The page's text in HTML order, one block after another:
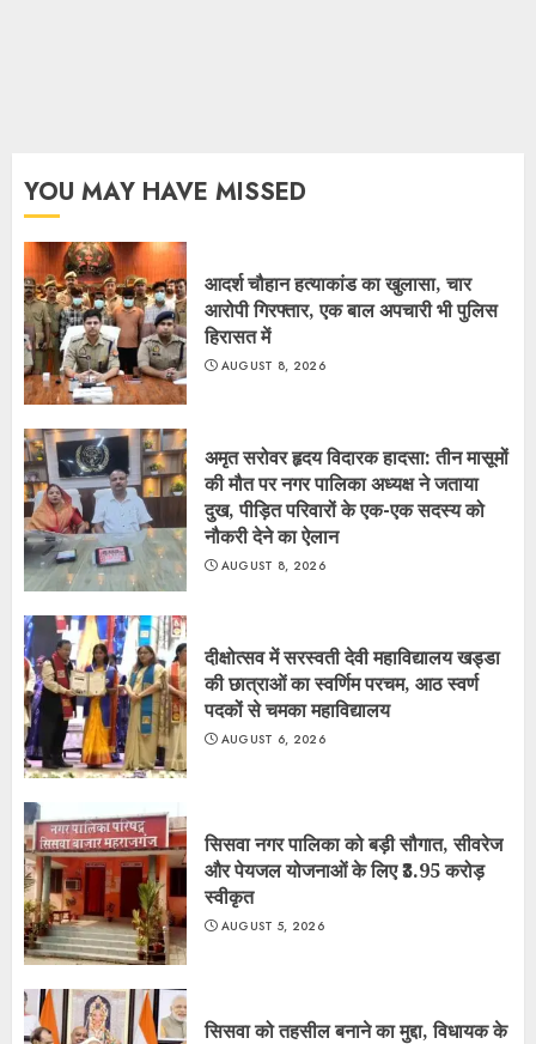
YOU MAY HAVE MISSED
आदर्श चौहान हत्याकांड का खुलासा, चार
आरोपी गिरफ्तार, एक बाल अपचारी भी पुलिस
हिरासत में
AUGUST 8, 2026
अमृत सरोवर हृदय विदारक हादसा: तीन मासूमों
की मौत पर नगर पालिका अध्यक्ष ने जताया
दुख, पीड़ित परिवारों के एक-एक सदस्य को
नौकरी देने का ऐलान
AUGUST 8, 2026
दीक्षोत्सव में सरस्वती देवी महाविद्यालय खड्डा
की छात्राओं का स्वर्णिम परचम, आठ स्वर्ण
पदकों से चमका महाविद्यालय
AUGUST 6, 2026
सिसवा नगर पालिका को बड़ी सौगात, सीवरेज
और पेयजल योजनाओं के लिए ₹3.95 करोड़
स्वीकृत
AUGUST 5, 2026
सिसवा को तहसील बनाने का मुद्दा, विधायक के